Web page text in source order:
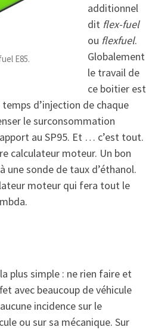
E85.
additionnel
dit flex-fuel
ou flexfuel.
Globalement
le travail de
ce boitier est
d’injection de chaque
le surconsommation
au SP95. Et … c’est tout.
calculateur moteur. Un bon
une sonde de taux d’éthanol.
moteur qui fera tout le
plus simple : ne rien faire et
avec beaucoup de véhicule
incidence sur le
ou sur sa mécanique. Sur